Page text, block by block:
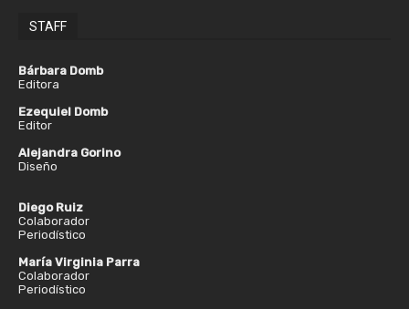
STAFF
Bárbara Domb
Editora
Ezequiel Domb
Editor
Alejandra Gorino
Diseño
Diego Ruiz
Colaborador
Periodístico
María Virginia Parra
Colaborador
Periodístico